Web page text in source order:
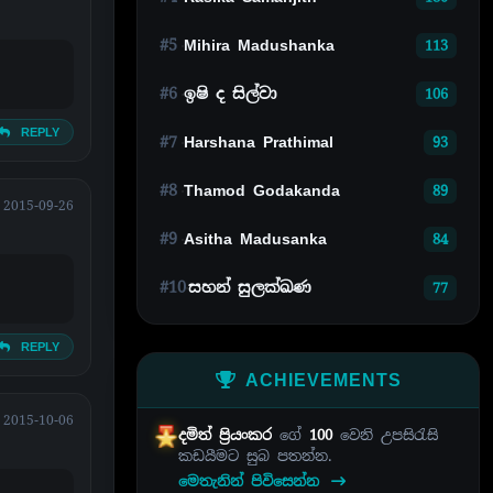
REPLY
09-26
REPLY
10-06
#5 Mihira Madushanka 113
#6 ඉෂි ද සිල්වා 106
#7 Harshana Prathimal 93
#8 Thamod Godakanda 89
#9 Asitha Madusanka 84
#10සහන් සුලක්ඛණ 77
ACHIEVEMENTS
දමිත් ප්‍රියංකර ගේ 100වෙනි උපසිරැසි
කඩයීමට සුබ පතන්න.
මෙතැනින් පිවිසෙන්න